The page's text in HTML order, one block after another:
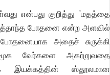
என்பது குறித்து “மதத்தை
போதனை என்ற அளவில்
அதைச் சுருக்கி
வேர்களை அகற்றுவதை
ஸ்தூலமான